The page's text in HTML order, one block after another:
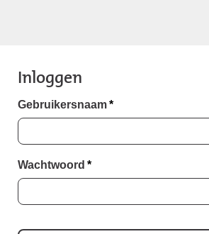
Inloggen
Gebruikersnaam*
Wachtwoord *